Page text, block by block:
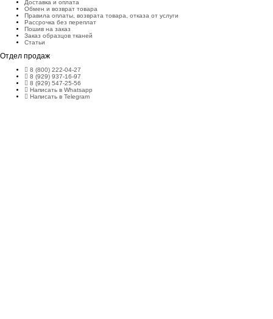
Доставка и оплата
Обмен и возврат товара
Правила оплаты, возврата товара, отказа от услуги
Рассрочка без переплат
Пошив на заказ
Заказ образцов тканей
Статьи
Отдел продаж
8 (800) 222-04-27
8 (929) 937-16-97
8 (929) 547-25-56
Написать в Whatsapp
Написать в Telegram